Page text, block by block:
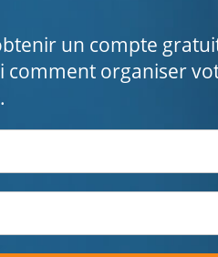
un compte
comment organiser